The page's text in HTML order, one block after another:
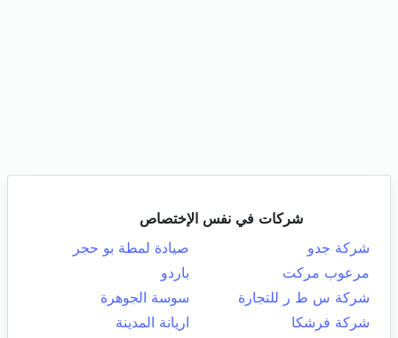
شركات في نفس الإختصاص
شركة جدو
صيادة لمطة بو حجر
مرعوب مركت
باردو
شركة س ط ر للتجارة
سوسة الجوهرة
شركة فرشكا
اريانة المدينة